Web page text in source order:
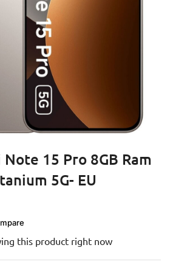
15 Pro 8GB Ram
5G- EU
this product right now